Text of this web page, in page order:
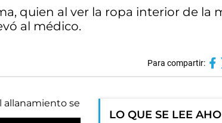
quien al ver la ropa interior de la
al médico.
Para compartir:
LO QUE SE LEE